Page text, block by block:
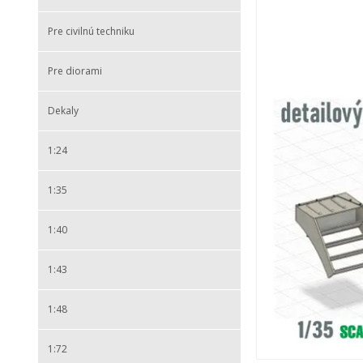
Pre civilnú techniku
Pre diorami
Dekaly
1:24
1:35
1:40
1:43
1:48
1:72